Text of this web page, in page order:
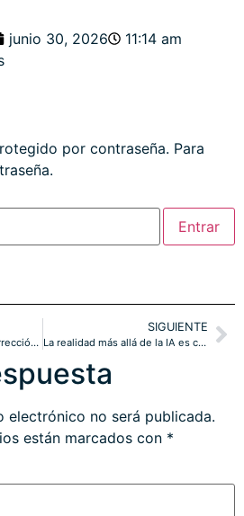
junio 30, 2026
11:14 am
por contraseña. Para
¿Subirá tipos la FED?. Corrección constructiva de las bolsas ¿vuelta a máximos?
SIGUIENTE
La realidad más allá de la IA es cada vez más incierta para PIB y bolsas.
electrónico no será publicada.
están marcados con *